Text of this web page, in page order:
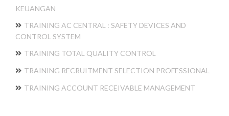
KEUANGAN
TRAINING AC CENTRAL : SAFETY DEVICES AND
CONTROL SYSTEM
TRAINING TOTAL QUALITY CONTROL
TRAINING RECRUITMENT SELECTION PROFESSIONAL
TRAINING ACCOUNT RECEIVABLE MANAGEMENT